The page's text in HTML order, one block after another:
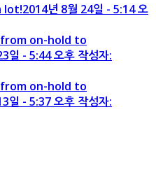
lot!2014년 8월 24일 - 5:14 오
on-hold to
일 - 5:44 오후 작성자:
on-hold to
일 - 5:37 오후 작성자: